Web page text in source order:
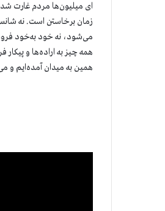
ای میلیون‌ها مردم غارت
زمان برخاستن است. نه
می‌شود، نه خود به‌خود
همه چیز به اراده‌ها و پیکار
همین به میدان آمده‌ایم و